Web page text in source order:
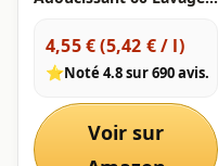
Matinale, Protection
Anti-Odeurs, Fraîcheur
Ultra Concentrée,
4,55 € (5,42 € / l)
⭐Noté 4.8 sur 690 avis.
Voir sur